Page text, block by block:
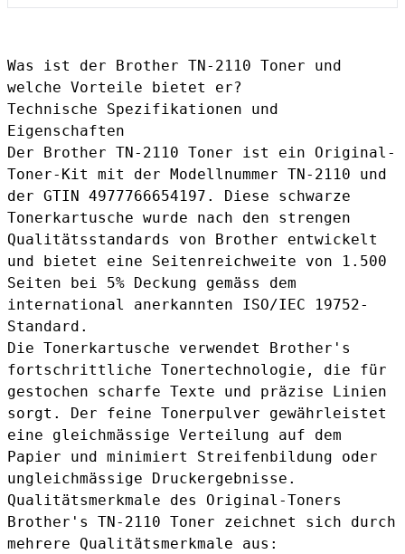
Was ist der Brother TN-2110 Toner und
welche Vorteile bietet er?
Technische Spezifikationen und
Eigenschaften
Der Brother TN-2110 Toner ist ein Original-
Toner-Kit mit der Modellnummer TN-2110 und
der GTIN 4977766654197. Diese schwarze
Tonerkartusche wurde nach den strengen
Qualitätsstandards von Brother entwickelt
und bietet eine Seitenreichweite von 1.500
Seiten bei 5% Deckung gemäss dem
international anerkannten ISO/IEC 19752-
Standard.
Die Tonerkartusche verwendet Brother's
fortschrittliche Tonertechnologie, die für
gestochen scharfe Texte und präzise Linien
sorgt. Der feine Tonerpulver gewährleistet
eine gleichmässige Verteilung auf dem
Papier und minimiert Streifenbildung oder
ungleichmässige Druckergebnisse.
Qualitätsmerkmale des Original-Toners
Brother's TN-2110 Toner zeichnet sich durch
mehrere Qualitätsmerkmale aus: